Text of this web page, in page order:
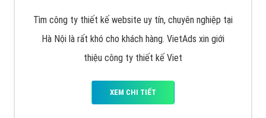
Tìm công ty thiết kế website uy tín, chuyên nghiệp tại
Hà Nội là rất khó cho khách hàng. VietAds xin giới
thiệu công ty thiết kế Viet
XEM CHI TIẾT